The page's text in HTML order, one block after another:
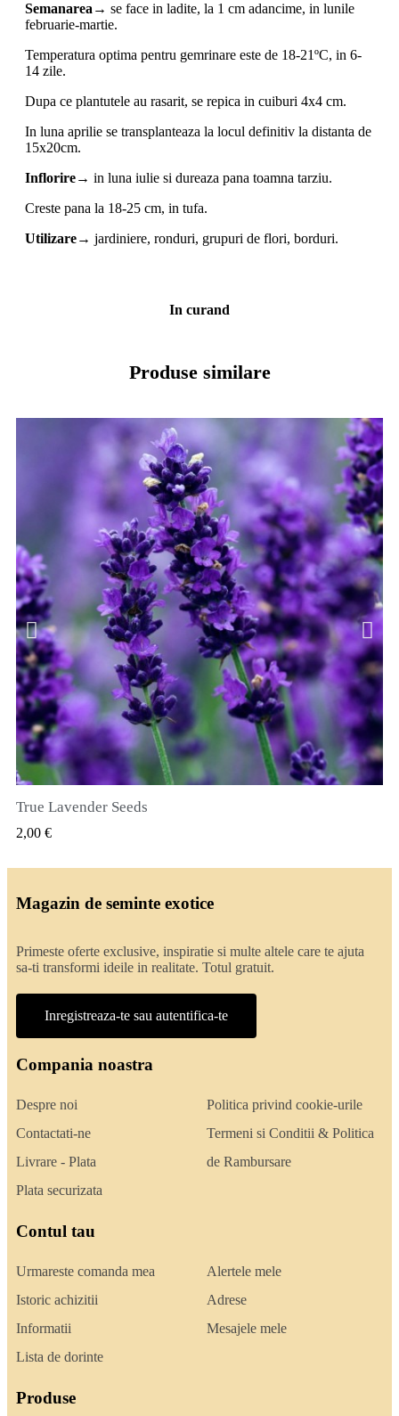
Semanarea → se face in ladite, la 1 cm adancime, in lunile
februarie-martie.
Temperatura optima pentru gemrinare este de 18-21ºC, in 6-
14 zile.
Dupa ce plantutele au rasarit, se repica in cuiburi 4x4 cm.
In luna aprilie se transplanteaza la locul definitiv la distanta de
15x20cm.
Inflorire→ in luna iulie si dureaza pana toamna tarziu.
Creste pana la 18-25 cm, in tufa.
Utilizare→ jardiniere, ronduri, grupuri de flori, borduri.
In curand
Produse similare
VIZUALIZARE RAPIDA
True Lavender Seeds
2,00 €
Magazin de seminte exotice
Primeste oferte exclusive, inspiratie si multe altele care te ajuta
sa-ti transformi ideile in realitate. Totul gratuit.
Inregistreaza-te sau autentifica-te
Compania noastra
Despre noi
Contactati-ne
Livrare - Plata
Plata securizata
Politica privind cookie-urile
Termeni si Conditii & Politica
de Rambursare
Contul tau
Urmareste comanda mea
Istoric achizitii
Informatii
Lista de dorinte
Alertele mele
Adrese
Mesajele mele
Produse